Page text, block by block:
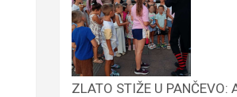
ZLATO STIŽE U